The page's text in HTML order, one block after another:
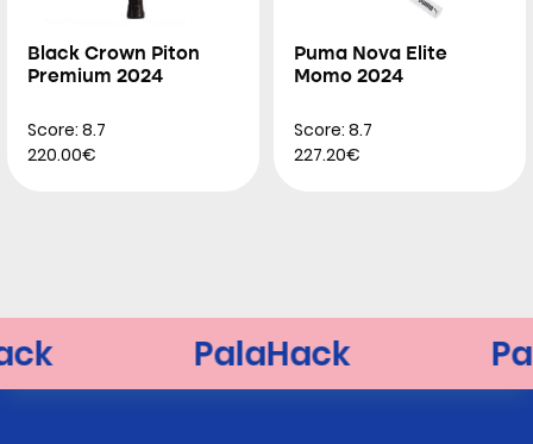
Black Crown Piton
Premium 2024
Score: 8.7
220.00€
Puma Nova Elite
Momo 2024
Score: 8.7
227.20€